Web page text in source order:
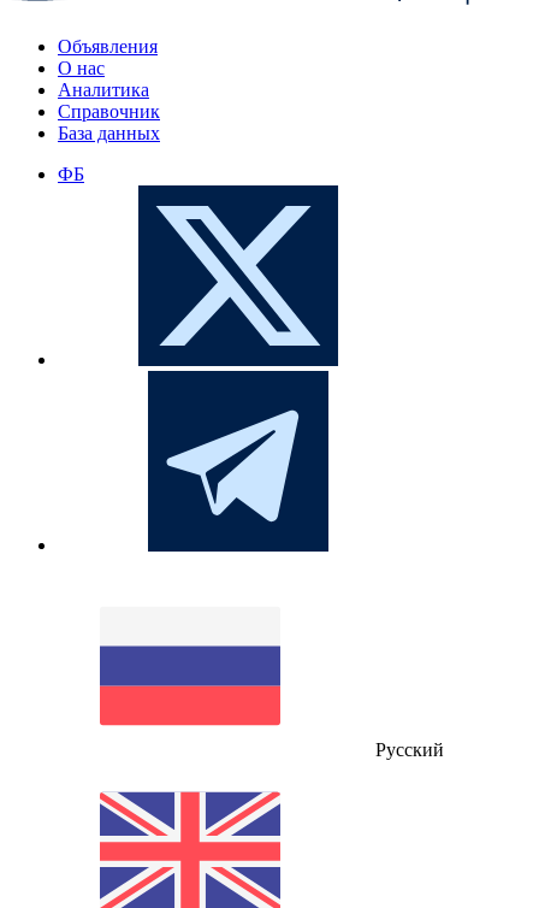
Объявления
О нас
Аналитика
Справочник
База данных
ФБ
Русский